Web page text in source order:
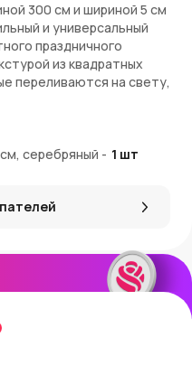
300 см и шириной 5 см
и универсальный
праздничного
из квадратных
переливаются на свету,
к повреждениям. Гладкая
цвет подчёркивают её
в самых различных
для украшения
ёлок, венков и
Её можно
серебряный - 1 шт